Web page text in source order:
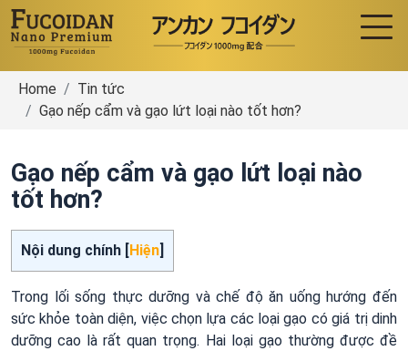
Home
Tin tức
Gạo nếp cẩm và gạo lứt loại nào tốt hơn?
Gạo nếp cẩm và gạo lứt loại nào
tốt hơn?
Nội dung chính [Hiện]
Trong lối sống thực dưỡng và chế độ ăn uống hướng đến
sức khỏe toàn diện, việc chọn lựa các loại gạo có giá trị dinh
dưỡng cao là rất quan trọng. Hai loại gạo thường được đề